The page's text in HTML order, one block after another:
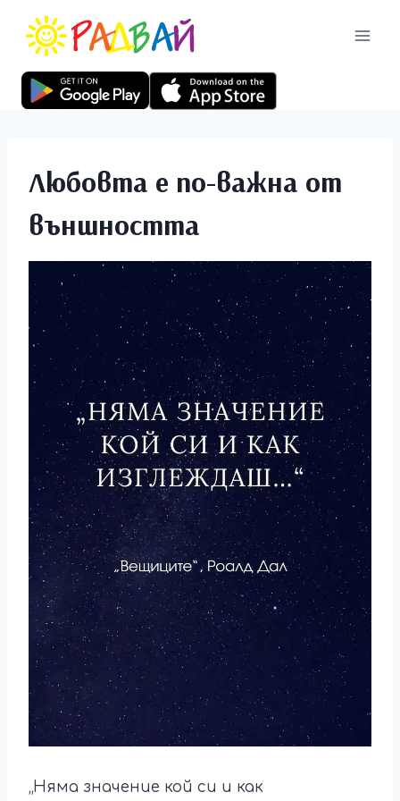
Любовта е по-важна от
външността
„Няма значение кой си и как